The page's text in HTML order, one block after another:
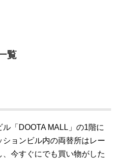
覧
「DOOTA MALL」の1階に
ョンビル内の両替所はレー
、今すぐにでも買い物がした